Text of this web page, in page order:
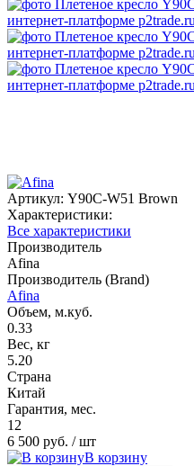
Артикул: Y90C-W51 Brown
Характеристики:
Все характеристики
Производитель
Afina
Производитель (Brand)
Afina
Объем, м.куб.
0.33
Вес, кг
5.20
Страна
Китай
Гарантия, мес.
12
6 500 руб. / шт
В корзину